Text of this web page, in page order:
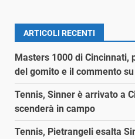
ARTICOLI RECENTI
Masters 1000 di Cincinnati,
del gomito e il commento
Tennis, Sinner è arrivato a
scenderà in campo
Tennis, Pietrangeli esalta